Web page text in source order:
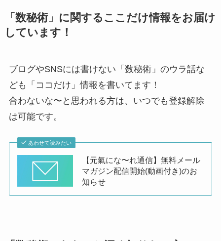
「数秘術」に関するここだけ情報をお届け
しています！
ブログやSNSには書けない「数秘術」のウラ話な
ども「ココだけ」情報を書いてます！
合わないな〜と思われる方は、いつでも登録解除
は可能です。
あわせて読みたい
【元氣にな〜れ通信】無料メール
マガジン配信開始(動画付き)のお
知らせ